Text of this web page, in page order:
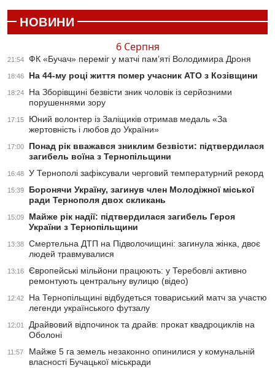
НОВИНИ
6 Серпня
21:54 ФК «Бучач» переміг у матчі пам’яті Володимира Дроня
18:46 На 44-му році життя помер учасник АТО з Козівщини
18:24
На Зборівщині безвісти зник чоловік із серйозними
порушеннями зору
17:15
Юний волонтер із Заліщиків отримав медаль «За
жертовність і любов до України»
17:00
Понад рік вважався зниклим безвісти: підтвердилася
загибель воїна з Тернопільщини
16:48 У Тернополі зафіксували черговий температурний рекорд
15:39
Боронячи Україну, загинув член Молодіжної міської
ради Тернополя двох скликань
15:09
Майже рік надії: підтвердилася загибель Героя
України з Тернопільщини
13:38
Смертельна ДТП на Підволочищині: загинула жінка, двоє
людей травмувалися
13:16
Європейські мільйони працюють: у Теребовлі активно
ремонтують центральну вулицю (відео)
12:42
На Тернопільщині відбудеться товариський матч за участю
легенди українського футзалу
12:01
Драйвовий відпочинок та драйв: прокат квадроциклів на
Оболоні
11:57
Майже 5 га земель незаконно опинилися у комунальній
власності Бучацької міськради